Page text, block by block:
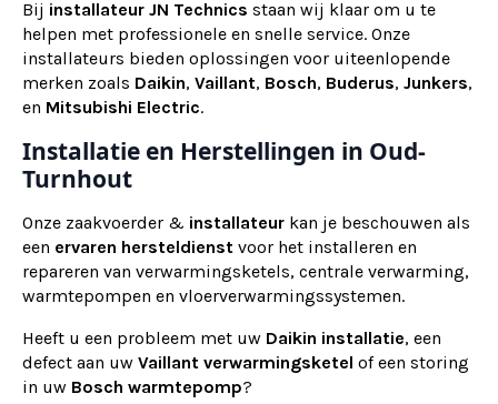
Bij installateur JN Technics staan wij klaar om u te
helpen met professionele en snelle service. Onze
installateurs bieden oplossingen voor uiteenlopende
merken zoals Daikin, Vaillant, Bosch, Buderus, Junkers,
en Mitsubishi Electric.
Installatie en Herstellingen in Oud-
Turnhout
Onze zaakvoerder & installateur kan je beschouwen als
een ervaren hersteldienst voor het installeren en
repareren van verwarmingsketels, centrale verwarming,
warmtepompen en vloerverwarmingssystemen.
Heeft u een probleem met uw Daikin installatie, een
defect aan uw Vaillant verwarmingsketel of een storing
in uw Bosch warmtepomp?